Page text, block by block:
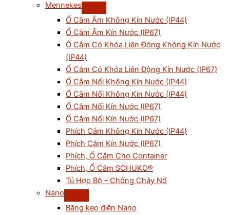
Mennekes
Ổ Cắm Âm Không Kín Nước (IP44)
Ổ Cắm Âm Kín Nước (IP67)
Ổ Cắm Có Khóa Liên Động Không Kín Nước
(IP44)
Ổ Cắm Có Khóa Liên Động Kín Nước (IP67)
Ổ Cắm Nổi Không Kín Nước (IP44)
Ổ Cắm Nối Không Kín Nước (IP44)
Ổ Cắm Nối Kín Nước (IP67)
Ổ Cắm Nổi Kín Nước (IP67)
Phích Cắm Không Kín Nước (IP44)
Phích Cắm Kín Nước (IP67)
Phích, Ổ Cắm Cho Container
Phích, Ổ Cắm SCHUKO®
Tủ Hợp Bộ – Chống Cháy Nổ
Nano
Băng keo điện Nano